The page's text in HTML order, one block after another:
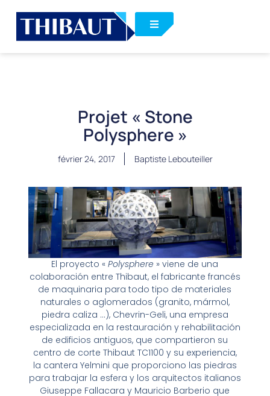
Projet « Stone
Polysphere »
février 24, 2017 Baptiste Lebouteiller
El proyecto «Polysphere » viene de una
colaboración entre Thibaut, el fabricante francés
de maquinaria para todo tipo de materiales
naturales o aglomerados (granito, mármol,
piedra caliza …), Chevrin-Geli, una empresa
especializada en la restauración y rehabilitación
de edificios antiguos, que compartieron su
centro de corte Thibaut TC1100 y su experiencia,
la cantera Yelmini que proporciono las piedras
para trabajar la esfera y los arquitectos italianos
Giuseppe Fallacara y Mauricio Barberio que